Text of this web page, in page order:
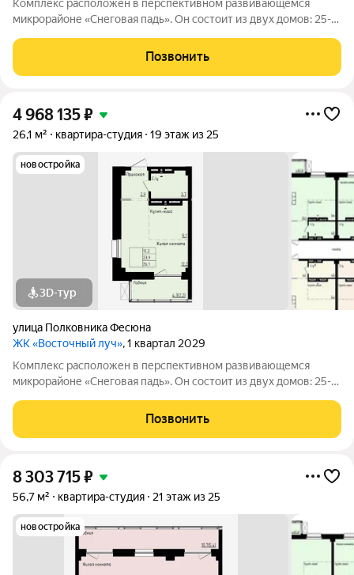
Комплекс расположен в перспективном развивающемся
микрорайоне «Снеговая падь». Он состоит из двух домов: 25-
соответствует высоким стандартам качества жизни,
комфортного времяпрепровождения. Так же в
Позвонить
4 968 135₽
26,1 м² квартира-студия 19 этаж из 25
новостройка
3D-тур
улица Полковника Фесюна
ЖК «Восточный луч», 1 квартал 2029
Комплекс расположен в перспективном развивающемся
микрорайоне «Снеговая падь». Он состоит из двух домов: 25-
соответствует высоким стандартам качества жизни,
комфортного времяпрепровождения. Так же в
Позвонить
8 303 715₽
56,7 м² квартира-студия 21 этаж из 25
новостройка